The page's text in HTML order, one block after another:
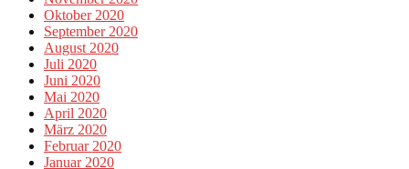
Oktober 2020
September 2020
August 2020
Juli 2020
Juni 2020
Mai 2020
April 2020
März 2020
Februar 2020
Januar 2020